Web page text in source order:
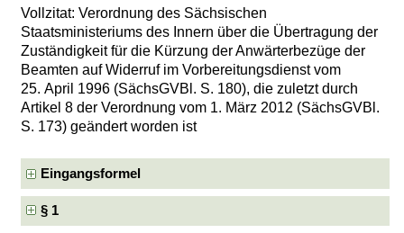
Vollzitat: Verordnung des Sächsischen
Staatsministeriums des Innern über die Übertragung der
Zuständigkeit für die Kürzung der Anwärterbezüge der
Beamten auf Widerruf im Vorbereitungsdienst vom
25. April 1996 (SächsGVBl. S. 180), die zuletzt durch
Artikel 8 der Verordnung vom 1. März 2012 (SächsGVBl.
S. 173) geändert worden ist
Eingangsformel
§ 1